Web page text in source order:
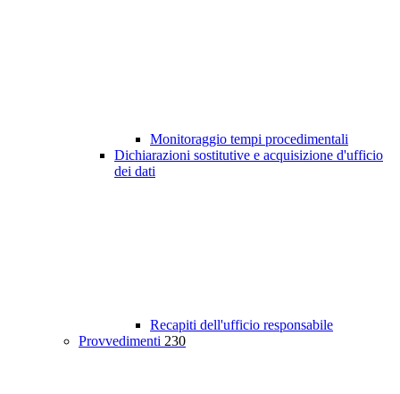
Monitoraggio tempi procedimentali
Dichiarazioni sostitutive e acquisizione d'ufficio
dei dati
Recapiti dell'ufficio responsabile
Provvedimenti 230